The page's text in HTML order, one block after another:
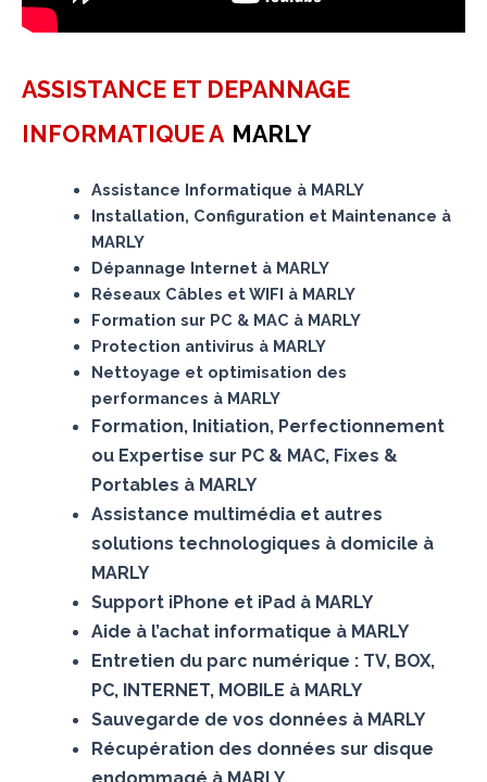
ASSISTANCE ET DEPANNAGE
INFORMATIQUE A MARLY
Assistance Informatique à MARLY
Installation, Configuration et Maintenance à
MARLY
Dépannage Internet à MARLY
Réseaux Câbles et WIFI à MARLY
Formation sur PC & MAC à MARLY
Protection antivirus à MARLY
Nettoyage et optimisation des
performances à MARLY
Formation, Initiation, Perfectionnement
ou Expertise sur PC & MAC, Fixes &
Portables à MARLY
Assistance multimédia et autres
solutions technologiques à domicile à
MARLY
Support iPhone et iPad à MARLY
Aide à l’achat informatique à MARLY
Entretien du parc numérique : TV, BOX,
PC, INTERNET, MOBILE à MARLY
Sauvegarde de vos données à MARLY
Récupération des données sur disque
endommagé à MARLY